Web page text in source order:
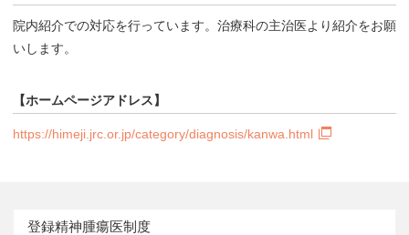
院内紹介での対応を行っています。治療科の主治医より紹介をお願
いします。
【ホームページアドレス】
https://himeji.jrc.or.jp/category/diagnosis/kanwa.html
登録精神腫瘍医制度